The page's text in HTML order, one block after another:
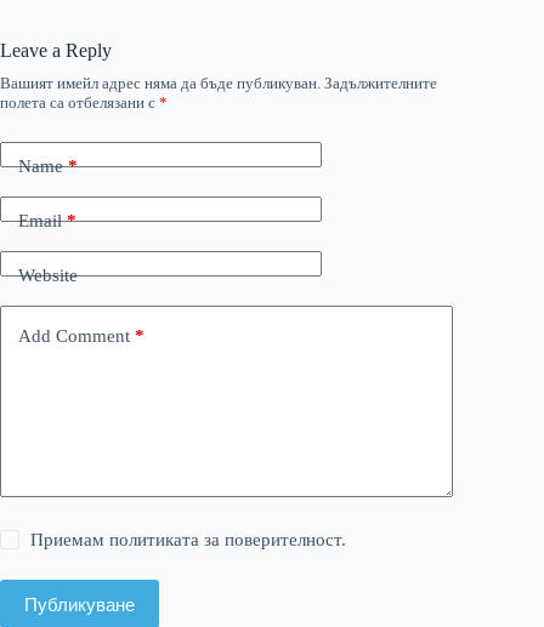
Leave a Reply
Вашият имейл адрес няма да бъде публикуван. Задължителните
полета са отбелязани с *
Name*
Email*
Website
Add Comment *
Приемам политиката за поверителност.
Публикуване